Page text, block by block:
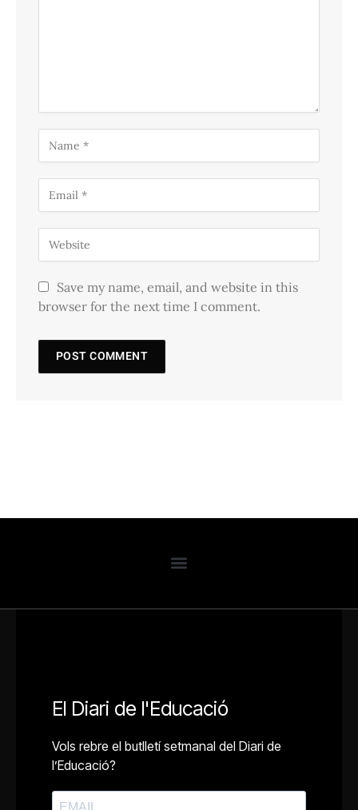
Save my name, email, and website in this
browser for the next time I comment.